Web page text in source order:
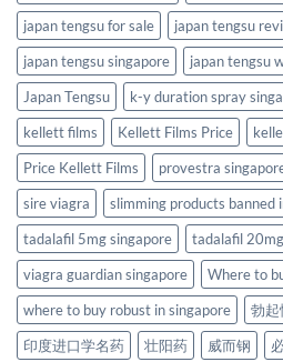
japan tengsu for sale
japan tengsu
japan tengsu singapore
japan tengsu
Japan Tengsu
k-y duration spray
kellett films
Kellett Films Price
Price Kellett Films
provestra
sire viagra
slimming products banned
tadalafil 5mg singapore
tadalafil
viagra guardian singapore
Where to
where to buy robust in singapore
勃起
印度进口学名药
壮阳药 威而钢